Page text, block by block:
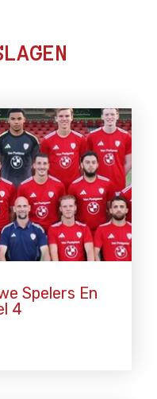
Spelers En
4